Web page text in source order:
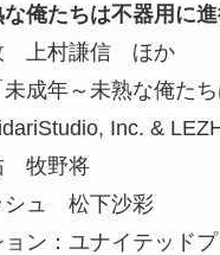
な俺たちは不器用に進
上村謙信 ほか
成年～未熟な俺た
Inc. &
牧野将
シュ 松下沙彩
ン：ユナイテッド